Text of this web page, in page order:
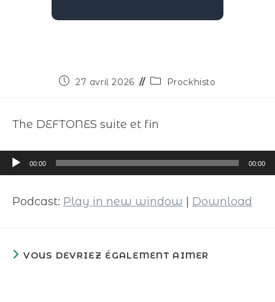
27 avril 2026 Prockhisto
The DEFTONES suite et fin
Lecteur
audio
00:00 00:00
Podcast: Play in new window Download
VOUS DEVRIEZ ÉGALEMENT AIMER